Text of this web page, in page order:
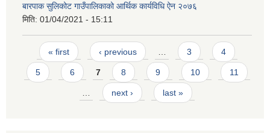
बारपाक सुलिकोट गाउँपालिकाको आर्थिक कार्यविधि ऐन २०७६
मिति: 01/04/2021 - 15:11
Pages
« first ‹ previous 3 4
5 6 7 8 9 10 11
next › last »